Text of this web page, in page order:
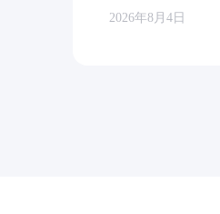
2026年8月4日